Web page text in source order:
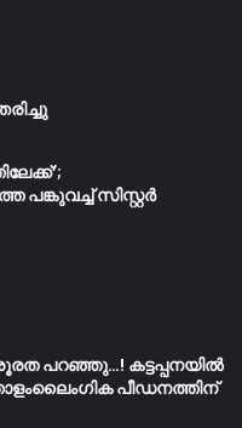
പങ്കുവച്ച് സിസ്റ്റർ
പറഞ്ഞു…! കട്ടപ്പനയിൽ
പീഡനത്തിന്